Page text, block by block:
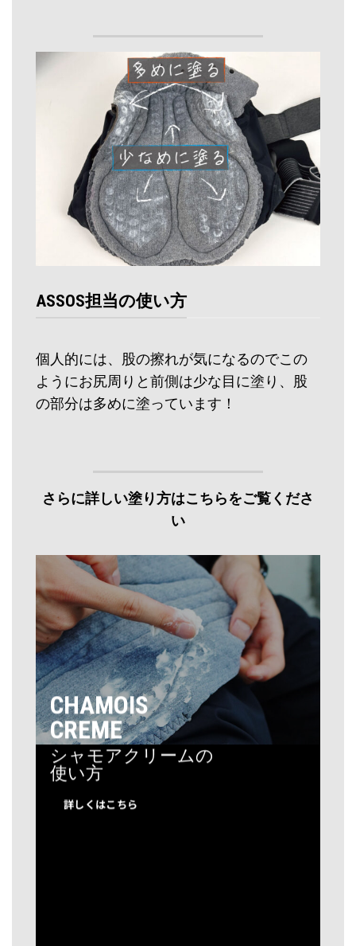
ASSOS担当の使い方
個人的には、股の擦れが気になるのでこの
ようにお尻周りと前側は少な目に塗り、股
の部分は多めに塗っています！
さらに詳しい塗り方はこちらをご覧くださ
い
CHAMOIS
CREME
シャモアクリームの
使い方
詳しくはこちら